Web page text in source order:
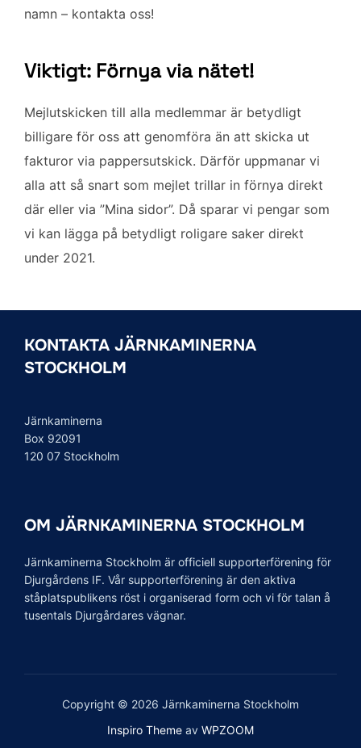
namn – kontakta oss!
Viktigt: Förnya via nätet!
Mejlutskicken till alla medlemmar är betydligt
billigare för oss att genomföra än att skicka ut
fakturor via pappersutskick. Därför uppmanar vi
alla att så snart som mejlet trillar in förnya direkt
där eller via ”Mina sidor”. Då sparar vi pengar som
vi kan lägga på betydligt roligare saker direkt
under 2021.
KONTAKTA JÄRNKAMINERNA
STOCKHOLM
Järnkaminerna
Box 92091
120 07 Stockholm
OM JÄRNKAMINERNA STOCKHOLM
Järnkaminerna Stockholm är officiell supporterförening för
Djurgårdens IF. Vår supporterförening är den aktiva
ståplatspublikens röst i organiserad form och vi för talan å
tusentals Djurgårdares vägnar.
Copyright © 2026 Järnkaminerna Stockholm
Inspiro Theme av WPZOOM